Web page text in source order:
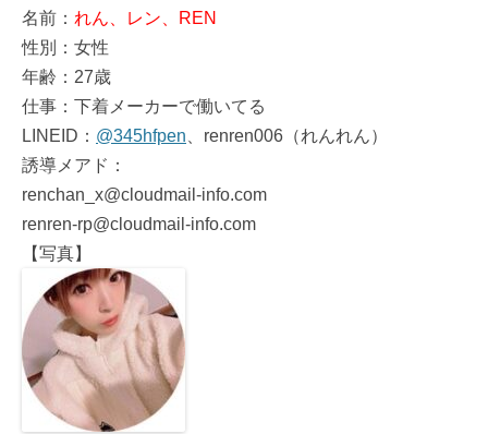
名前： れん、レン、REN
性別：女性
年齢：27歳
仕事：下着メーカーで働いてる
LINEID： @345hfpen 、renren006（れんれん）
誘導メアド：
renchan_x@cloudmail-info.com
renren-rp@cloudmail-info.com
【写真】